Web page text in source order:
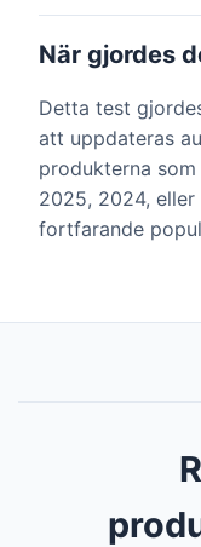
När gjordes
Detta test
att uppdateras
produkterna
2025, 2024,
fortfarande